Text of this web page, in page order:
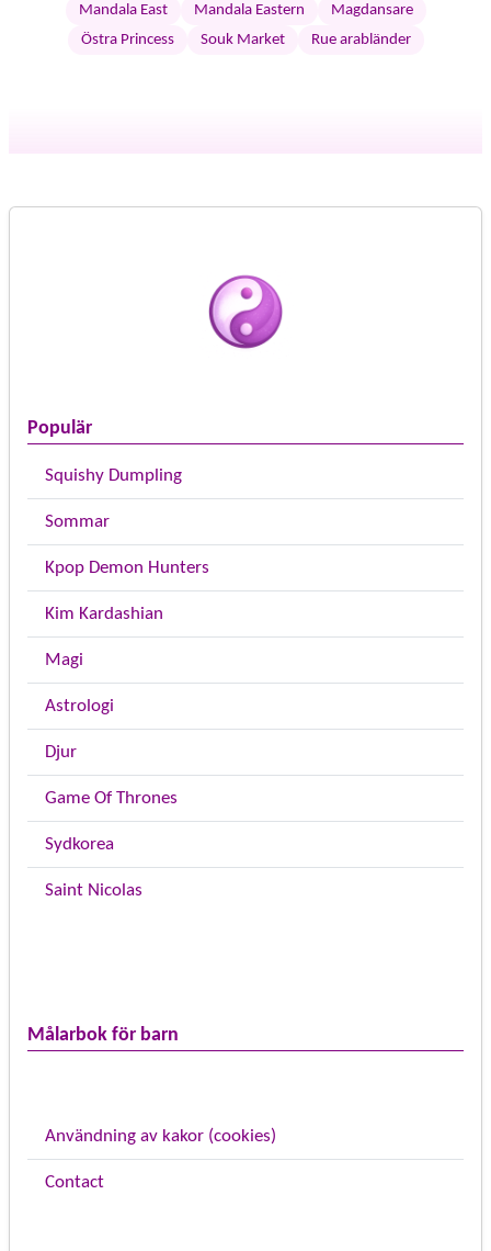
Populär
Squishy Dumpling
Sommar
Kpop Demon Hunters
Kim Kardashian
Magi
Astrologi
Djur
Game Of Thrones
Sydkorea
Saint Nicolas
Målarbok för barn
Användning av kakor (cookies)
Contact
Mandala East
Mandala Eastern
Magdansare
Östra Princess
Souk Market Rue arabländer